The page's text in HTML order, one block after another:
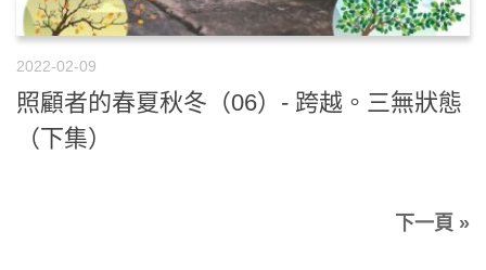
2022-02-09
照顧者的春夏秋冬（06）- 跨越。三無狀態
（下集）
下一頁 »